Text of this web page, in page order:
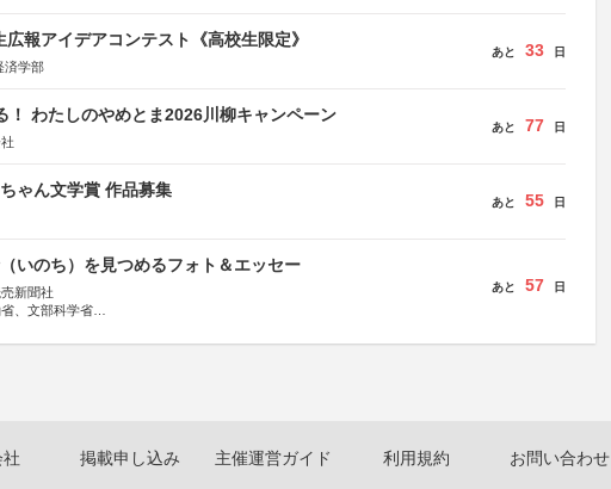
報アイデアコンテスト《高校生限定》
済学部
あと 33 日
！ わたしのやめとま2026川柳キャンペーン
あと 77 日
ゃん文学賞 作品募集
あと 55 日
いのち）を見つめるフォト＆エッセー
新聞社
、文部科学省
あと 57 日
掲載申し込み 主催運営ガイド 利用規約 お問い合わせ